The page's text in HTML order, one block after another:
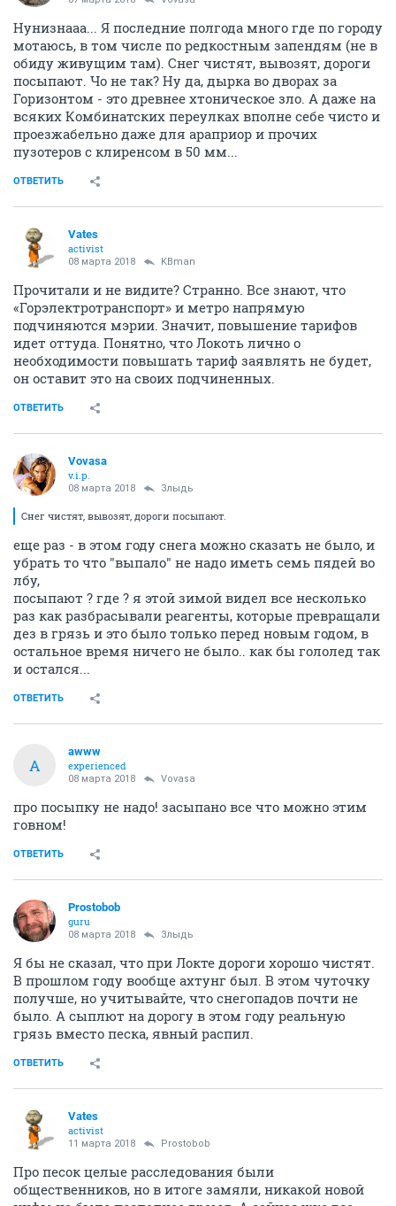
Нунизнааа... Я последние полгода много где по городу
мотаюсь, в том числе по редкостным запендям (не в
обиду живущим там). Снег чистят, вывозят, дороги
посыпают. Чо не так? Ну да, дырка во дворах за
Горизонтом - это древнее хтоническое зло. А даже на
всяких Комбинатских переулках вполне себе чисто и
проезжабельно даже для араприор и прочих
пузотеров с клиренсом в 50 мм...
ОТВЕТИТЬ
Vates
activist
08 марта 2018 KBman
Прочитали и не видите? Странно. Все знают, что
«Горэлектротранспорт» и метро напрямую
подчиняются мэрии. Значит, повышение тарифов
идет оттуда. Понятно, что Локоть лично о
необходимости повышать тариф заявлять не будет,
он оставит это на своих подчиненных.
ОТВЕТИТЬ
Vovasa
v.i.p.
08 марта 2018 Злыдь
Снег чистят, вывозят, дороги посыпают.
еще раз - в этом году снега можно сказать не было, и
убрать то что "выпало" не надо иметь семь пядей во
лбу,
посыпают ? где ? я этой зимой видел все несколько
раз как разбрасывали реагенты, которые превращали
дез в грязь и это было только перед новым годом, в
остальное время ничего не было.. как бы гололед так
и остался...
ОТВЕТИТЬ
A
awww
experienced
08 марта 2018 Vovasa
про посыпку не надо! засыпано все что можно этим
говном!
ОТВЕТИТЬ
Prostobob
guru
08 марта 2018 Злыдь
Я бы не сказал, что при Локте дороги хорошо чистят.
В прошлом году вообще ахтунг был. В этом чуточку
получше, но учитывайте, что снегопадов почти не
было. А сыплют на дорогу в этом году реальную
грязь вместо песка, явный распил.
ОТВЕТИТЬ
Vates
activist
11 марта 2018 Prostobob
Про песок целые расследования были
общественников, но в итоге замяли, никакой новой